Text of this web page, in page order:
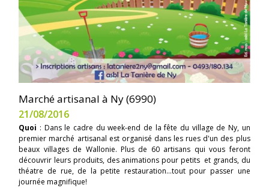
Marché artisanal à Ny (6990)
21/08/2016
Quoi : Dans le cadre du week-end de la fête du village de Ny, un
premier marché artisanal est organisé dans les rues d'un des plus
beaux villages de Wallonie. Plus de 60 artisans qui vous feront
découvrir leurs produits, des animations pour petits et grands, du
théatre de rue, de la petite restauration...tout pour passer une
journée magnifique!